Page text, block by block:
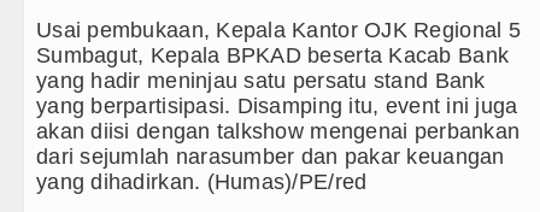
Usai pembukaan, Kepala Kantor OJK Regional 5
Sumbagut, Kepala BPKAD beserta Kacab Bank
yang hadir meninjau satu persatu stand Bank
yang berpartisipasi. Disamping itu, event ini juga
akan diisi dengan talkshow mengenai perbankan
dari sejumlah narasumber dan pakar keuangan
yang dihadirkan. (Humas)/PE/red